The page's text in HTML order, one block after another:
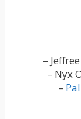
–
– Nyx
–